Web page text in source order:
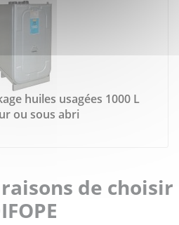
huiles usagées 1000 L
ou sous abri
de choisir